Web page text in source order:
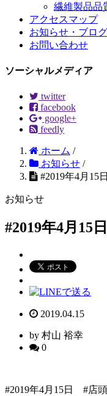
繊維製品品
アクセスマップ
お知らせ・ブログ
お問い合わせ
ソーシャルメディア
twitter
facebook
google+
feedly
ホーム /
お知らせ /
#2019年4月15
お知らせ
#2019年4月15
2019.04.15
by 村山 裕幸
0
#2019年4月15日 #店